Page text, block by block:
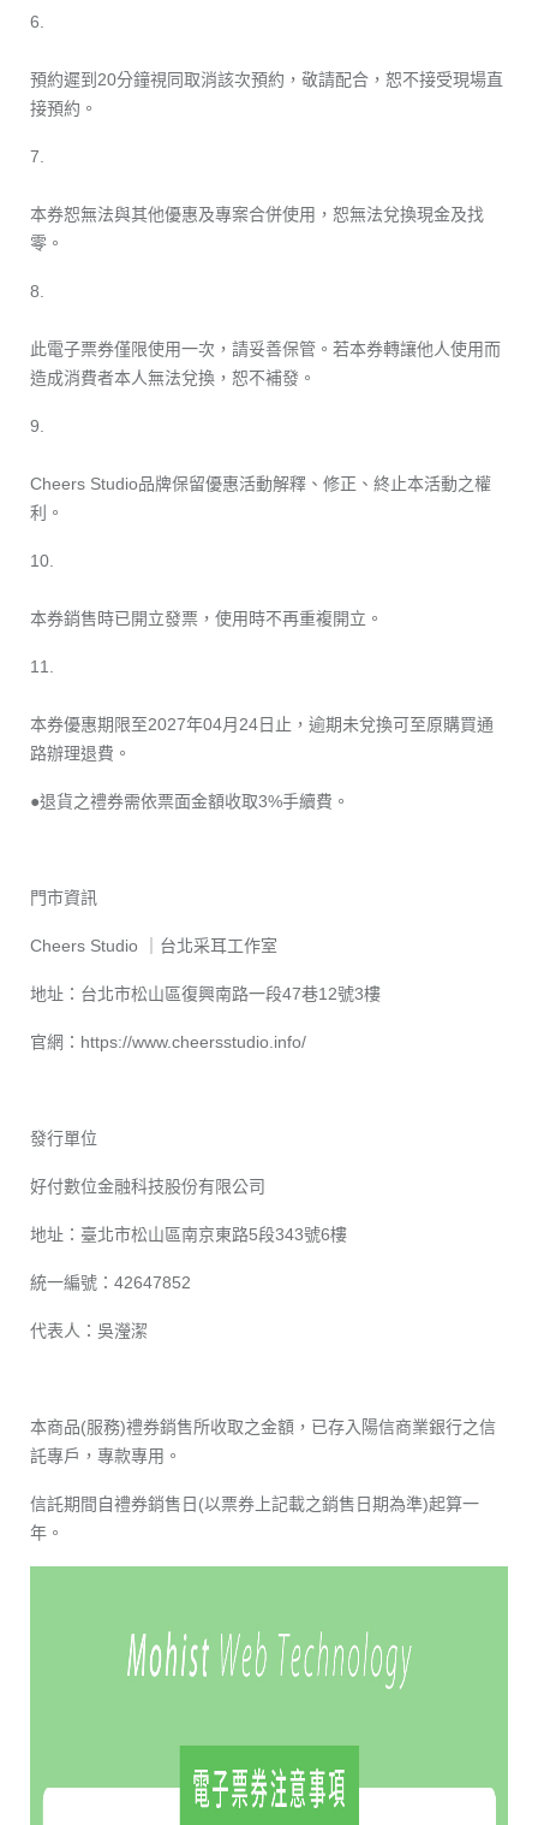
6.
預約遲到20分鐘視同取消該次預約，敬請配合，恕不接受現場直
接預約。
7.
本券恕無法與其他優惠及專案合併使用，恕無法兌換現金及找
零。
8.
此電子票券僅限使用一次，請妥善保管。若本券轉讓他人使用而
造成消費者本人無法兌換，恕不補發。
9.
Cheers Studio品牌保留優惠活動解釋、修正、終止本活動之權
利。
10.
本券銷售時已開立發票，使用時不再重複開立。
11.
本券優惠期限至2027年04月24日止，逾期未兌換可至原購買通
路辦理退費。
●退貨之禮券需依票面金額收取3%手續費。
門市資訊
Cheers Studio ｜台北采耳工作室
地址：台北市松山區復興南路一段47巷12號3樓
官網： https://www.cheersstudio.info/
發行單位
好付數位金融科技股份有限公司
地址：臺北市松山區南京東路5段343號6樓
統一編號：42647852
代表人：吳瀅潔
本商品(服務)禮券銷售所收取之金額，已存入陽信商業銀行之信
託專戶，專款專用。
信託期間自禮券銷售日(以票券上記載之銷售日期為準)起算一
年。